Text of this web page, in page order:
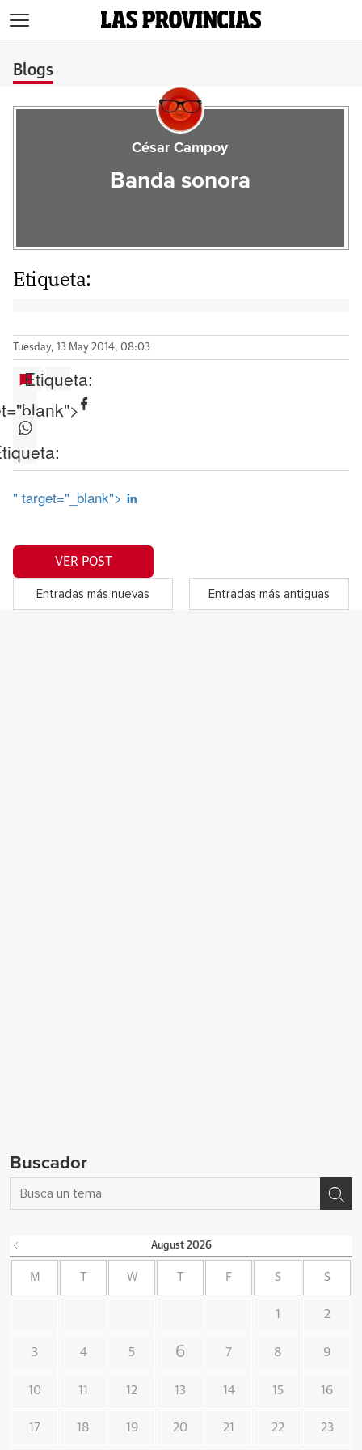
Blogs
César Campoy
Banda sonora
Etiqueta:
Tuesday, 13 May 2014, 08:03
Etiqueta:
" target="_blank">
VER POST
Entradas más nuevas Entradas más antiguas
Buscador
August 2026
M W F S S
1 2
3 4 5 6 7 8 9
10 11 12 13 14 15 16
17 18 19 20 21 22 23